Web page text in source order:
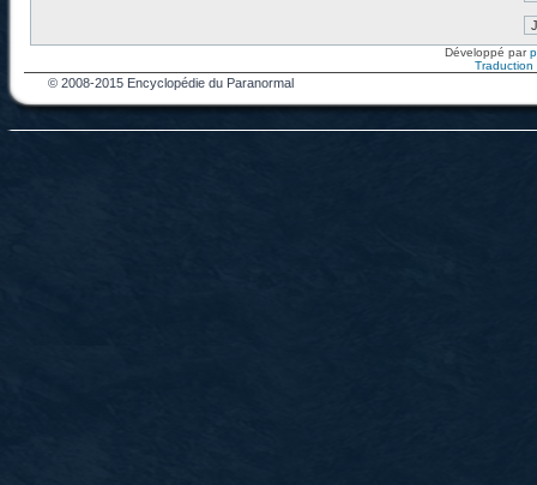
Développé par
Traduction
© 2008-2015 Encyclopédie du Paranormal